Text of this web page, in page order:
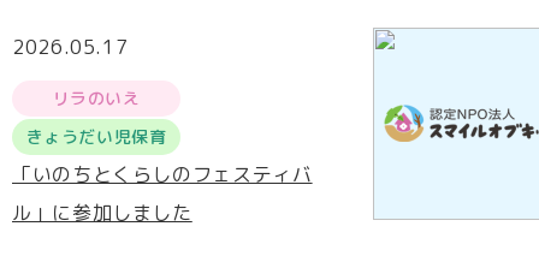
2026.05.17
リラのいえ
きょうだい児保育
「いのちとくらしのフェスティバ
ル」に参加しました